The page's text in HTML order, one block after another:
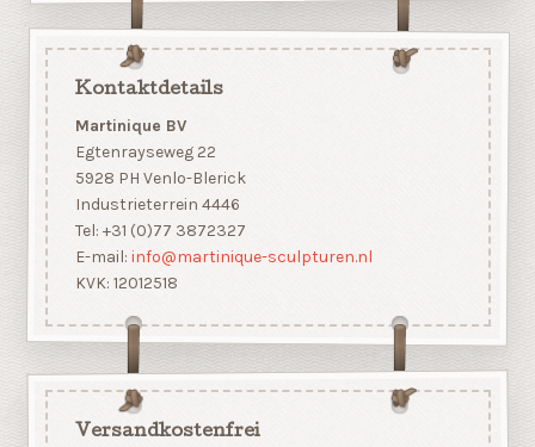
Kontaktdetails
Martinique BV
Egtenrayseweg 22
5928 PH Venlo-Blerick
Industrieterrein 4446
Tel: +31 (0)77 3872327
E-mail: info@martinique-sculpturen.nl
KVK: 12012518
Versandkostenfrei